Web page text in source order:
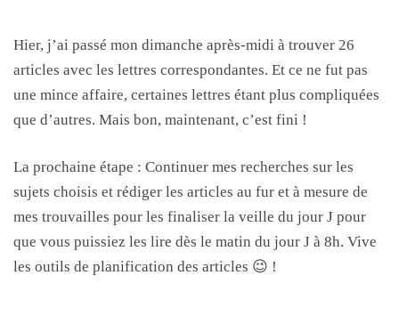
Hier, j’ai passé mon dimanche après-midi à trouver 26
articles avec les lettres correspondantes. Et ce ne fut pas
une mince affaire, certaines lettres étant plus compliquées
que d’autres. Mais bon, maintenant, c’est fini !
La prochaine étape : Continuer mes recherches sur les
sujets choisis et rédiger les articles au fur et à mesure de
mes trouvailles pour les finaliser la veille du jour J pour
que vous puissiez les lire dès le matin du jour J à 8h. Vive
les outils de planification des articles 😉 !